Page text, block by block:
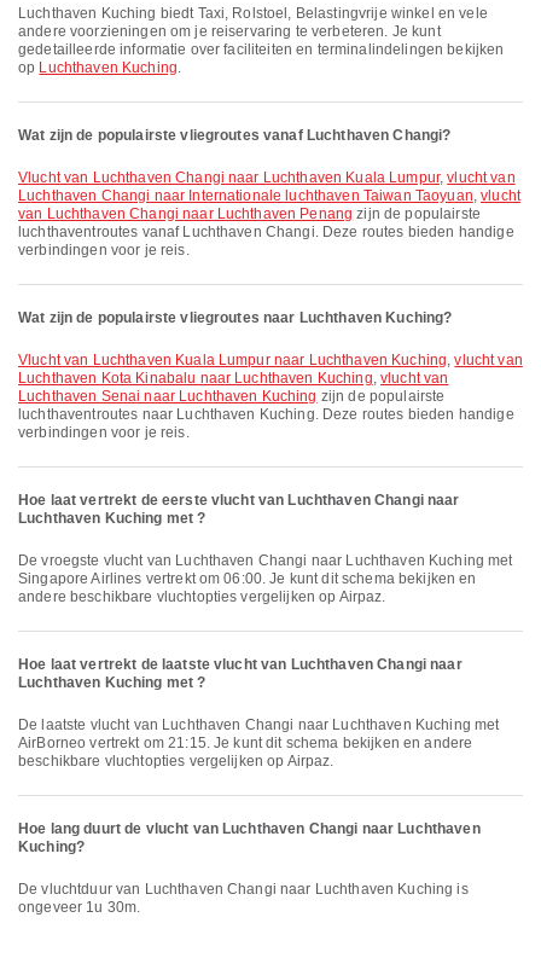
Luchthaven Kuching biedt Taxi, Rolstoel, Belastingvrije winkel en vele
andere voorzieningen om je reiservaring te verbeteren. Je kunt
gedetailleerde informatie over faciliteiten en terminalindelingen bekijken
op Luchthaven Kuching.
Wat zijn de populairste vliegroutes vanaf Luchthaven Changi?
vlucht van Luchthaven Changi naar Luchthaven Kuala Lumpur,vlucht van
Luchthaven Changi naar Internationale luchthaven Taiwan Taoyuan,vlucht
van Luchthaven Changi naar Luchthaven Penang zijn de populairste
luchthaventroutes vanaf Luchthaven Changi. Deze routes bieden handige
verbindingen voor je reis.
Wat zijn de populairste vliegroutes naar Luchthaven Kuching?
vlucht van Luchthaven Kuala Lumpur naar Luchthaven Kuching,vlucht van
Luchthaven Kota Kinabalu naar Luchthaven Kuching,vlucht van
Luchthaven Senai naar Luchthaven Kuching zijn de populairste
luchthaventroutes naar Luchthaven Kuching. Deze routes bieden handige
verbindingen voor je reis.
Hoe laat vertrekt de eerste vlucht van Luchthaven Changi naar
Luchthaven Kuching met ?
De vroegste vlucht van Luchthaven Changi naar Luchthaven Kuching met
Singapore Airlines vertrekt om 06:00. Je kunt dit schema bekijken en
andere beschikbare vluchtopties vergelijken op Airpaz.
Hoe laat vertrekt de laatste vlucht van Luchthaven Changi naar
Luchthaven Kuching met ?
De laatste vlucht van Luchthaven Changi naar Luchthaven Kuching met
AirBorneo vertrekt om 21:15. Je kunt dit schema bekijken en andere
beschikbare vluchtopties vergelijken op Airpaz.
Hoe lang duurt de vlucht van Luchthaven Changi naar Luchthaven
Kuching?
De vluchtduur van Luchthaven Changi naar Luchthaven Kuching is
ongeveer 1u 30m.